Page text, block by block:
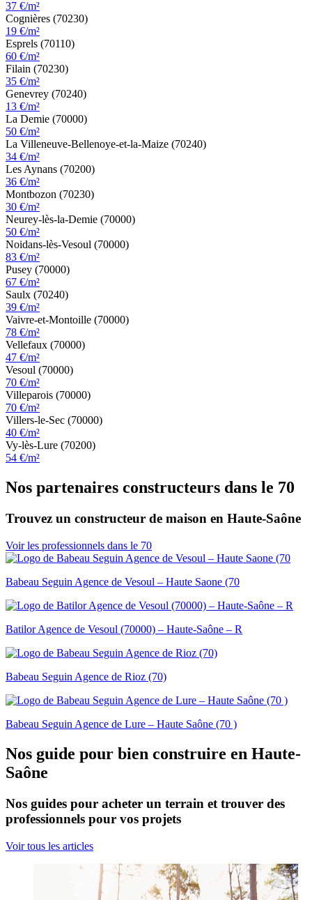
37 €/m²
Cognières (70230)
19 €/m²
Esprels (70110)
60 €/m²
Filain (70230)
35 €/m²
Genevrey (70240)
13 €/m²
La Demie (70000)
50 €/m²
La Villeneuve-Bellenoye-et-la-Maize (70240)
34 €/m²
Les Aynans (70200)
36 €/m²
Montbozon (70230)
30 €/m²
Neurey-lès-la-Demie (70000)
50 €/m²
Noidans-lès-Vesoul (70000)
83 €/m²
Pusey (70000)
67 €/m²
Saulx (70240)
39 €/m²
Vaivre-et-Montoille (70000)
78 €/m²
Vellefaux (70000)
47 €/m²
Vesoul (70000)
70 €/m²
Villeparois (70000)
70 €/m²
Villers-le-Sec (70000)
40 €/m²
Vy-lès-Lure (70200)
54 €/m²
Nos partenaires constructeurs dans le 70
Trouvez un constructeur de maison en Haute-Saône
Voir les professionnels dans le 70
Babeau Seguin Agence de Vesoul – Haute Saone (70
Batilor Agence de Vesoul (70000) – Haute-Saône – R
Babeau Seguin Agence de Rioz (70)
Babeau Seguin Agence de Lure – Haute Saône (70 )
Nos guide pour bien construire en Haute-
Saône
Nos guides pour acheter un terrain et trouver des
professionnels pour vos projets
Voir tous les articles